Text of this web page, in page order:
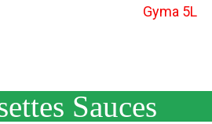
Gyma 5L
Sauces